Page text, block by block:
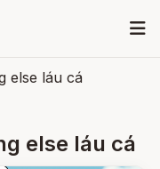
else láu cá
else láu cá